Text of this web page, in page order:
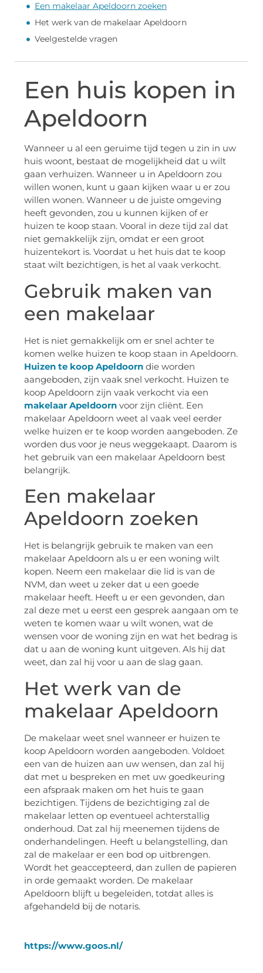
Een makelaar Apeldoorn zoeken
Het werk van de makelaar Apeldoorn
Veelgestelde vragen
Een huis kopen in
Apeldoorn
Wanneer u al een geruime tijd tegen u zin in uw
huis woont, bestaat de mogelijkheid dat u wilt
gaan verhuizen. Wanneer u in Apeldoorn zou
willen wonen, kunt u gaan kijken waar u er zou
willen wonen. Wanneer u de juiste omgeving
heeft gevonden, zou u kunnen kijken of er
huizen te koop staan. Vooral in deze tijd zal dat
niet gemakkelijk zijn, omdat er een groot
huizentekort is. Voordat u het huis dat te koop
staat wilt bezichtigen, is het al vaak verkocht.
Gebruik maken van
een makelaar
Het is niet gemakkelijk om er snel achter te
komen welke huizen te koop staan in Apeldoorn.
Huizen te koop Apeldoorn die worden
aangeboden, zijn vaak snel verkocht. Huizen te
koop Apeldoorn zijn vaak verkocht via een
makelaar Apeldoorn voor zijn cliënt. Een
makelaar Apeldoorn weet al vaak veel eerder
welke huizen er te koop worden aangeboden. Ze
worden dus voor je neus weggekaapt. Daarom is
het gebruik van een makelaar Apeldoorn best
belangrijk.
Een makelaar
Apeldoorn zoeken
Het is belangrijk gebruik te maken van een
makelaar Apeldoorn als u er een woning wilt
kopen. Neem een makelaar die lid is van de
NVM, dan weet u zeker dat u een goede
makelaar heeft. Heeft u er een gevonden, dan
zal deze met u eerst een gesprek aangaan om te
weten te komen waar u wilt wonen, wat de
wensen voor de woning zijn en wat het bedrag is
dat u aan de woning kunt uitgeven. Als hij dat
weet, dan zal hij voor u aan de slag gaan.
Het werk van de
makelaar Apeldoorn
De makelaar weet snel wanneer er huizen te
koop Apeldoorn worden aangeboden. Voldoet
een van de huizen aan uw wensen, dan zal hij
dat met u bespreken en met uw goedkeuring
een afspraak maken om het huis te gaan
bezichtigen. Tijdens de bezichtiging zal de
makelaar letten op eventueel achterstallig
onderhoud. Dat zal hij meenemen tijdens de
onderhandelingen. Heeft u belangstelling, dan
zal de makelaar er een bod op uitbrengen.
Wordt het geaccepteerd, dan zullen de papieren
in orde gemaakt worden. De makelaar
Apeldoorn blijft u begeleiden, totdat alles is
afgehandeld bij de notaris.
https://www.goos.nl/